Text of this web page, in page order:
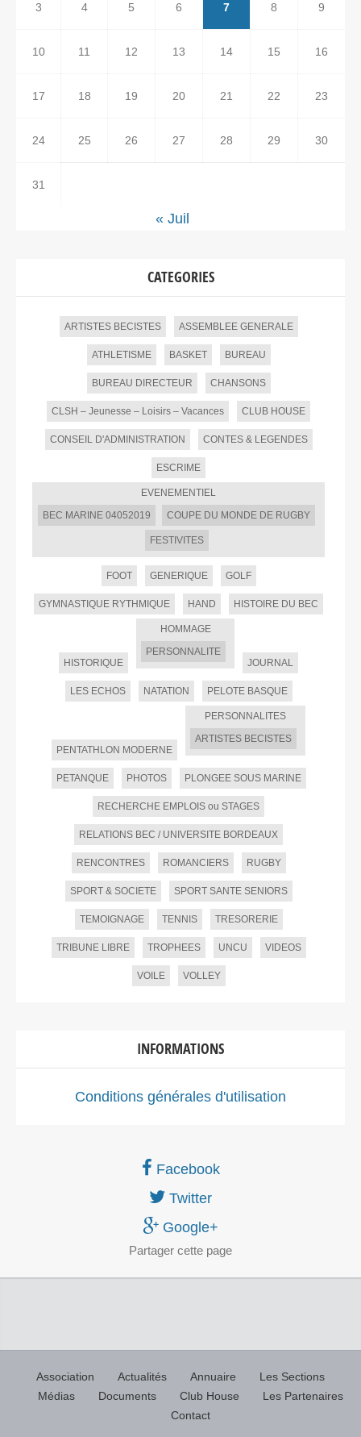
3 4 5 6 7 8 9
10 11 12 13 14 15 16
17 18 19 20 21 22 23
24 25 26 27 28 29 30
31
« Juil
CATEGORIES
ARTISTES BECISTES ASSEMBLEE GENERALE
ATHLETISME BASKET BUREAU
BUREAU DIRECTEUR CHANSONS
CLSH – Jeunesse – Loisirs – Vacances CLUB HOUSE
CONSEIL D'ADMINISTRATION CONTES & LEGENDES
ESCRIME
EVENEMENTIEL
BEC MARINE 04052019
COUPE DU MONDE DE RUGBY
FESTIVITES
FOOT GENERIQUE GOLF
GYMNASTIQUE RYTHMIQUE HAND HISTOIRE DU BEC
HISTORIQUE
HOMMAGE
PERSONNALITE
JOURNAL
LES ECHOS NATATION PELOTE BASQUE
PENTATHLON MODERNE
PERSONNALITES
ARTISTES BECISTES
PETANQUE PHOTOS PLONGEE SOUS MARINE
RECHERCHE EMPLOIS ou STAGES
RELATIONS BEC / UNIVERSITE BORDEAUX
RENCONTRES ROMANCIERS RUGBY
SPORT & SOCIETE SPORT SANTE SENIORS
TEMOIGNAGE TENNIS TRESORERIE
TRIBUNE LIBRE TROPHEES UNCU VIDEOS
VOILE VOLLEY
INFORMATIONS
Conditions générales d'utilisation
Facebook
Twitter
Google+
Partager cette page
Association Actualités Annuaire
Les Sections
Médias
Documents Club House
Les Partenaires
Contact